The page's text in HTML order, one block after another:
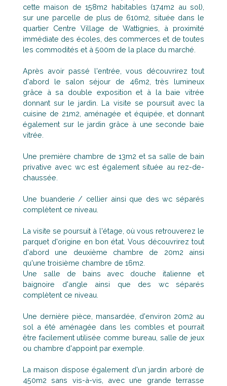
cette maison de 158m2 habitables (174m2 au sol),
sur une parcelle de plus de 610m2, située dans le
quartier Centre Village de Wattignies, à proximité
immédiate des écoles, des commerces et de toutes
les commodités et à 500m de la place du marché.
Après avoir passé l'entrée, vous découvrirez tout
d'abord le salon séjour de 46m2, très lumineux
grâce à sa double exposition et à la baie vitrée
donnant sur le jardin. La visite se poursuit avec la
cuisine de 21m2, aménagée et équipée, et donnant
également sur le jardin grâce à une seconde baie
vitrée.
Une première chambre de 13m2 et sa salle de bain
privative avec wc est également située au rez-de-
chaussée.
Une buanderie / cellier ainsi que des wc séparés
complètent ce niveau.
La visite se poursuit à l'étage, où vous retrouverez le
parquet d'origine en bon état. Vous découvrirez tout
d'abord une deuxième chambre de 20m2 ainsi
qu'une troisième chambre de 16m2.
Une salle de bains avec douche italienne et
baignoire d'angle ainsi que des wc séparés
complètent ce niveau.
Une dernière pièce, mansardée, d'environ 20m2 au
sol a été aménagée dans les combles et pourrait
être facilement utilisée comme bureau, salle de jeux
ou chambre d'appoint par exemple.
La maison dispose également d'un jardin arboré de
450m2 sans vis-à-vis, avec une grande terrasse